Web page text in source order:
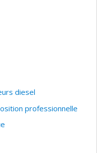
diesel
professionnelle